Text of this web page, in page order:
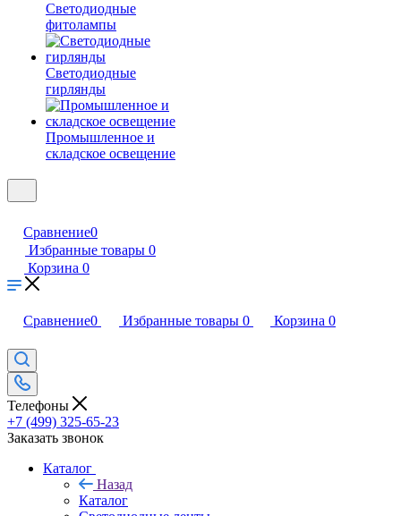
Светодиодные
фитолампы
Светодиодные
гирлянды
Промышленное и
складское освещение
Сравнение0
Избранные товары 0
Корзина 0
Сравнение0 Избранные товары 0 Корзина 0
Телефоны
+7 (499) 325-65-23
Заказать звонок
Каталог
Назад
Каталог